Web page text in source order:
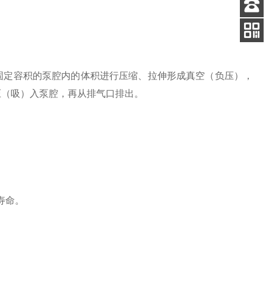
积的泵腔内的体积进行压缩、拉伸形成真空（负压），
吸）入泵腔，再从排气口排出。
。
客服
电话